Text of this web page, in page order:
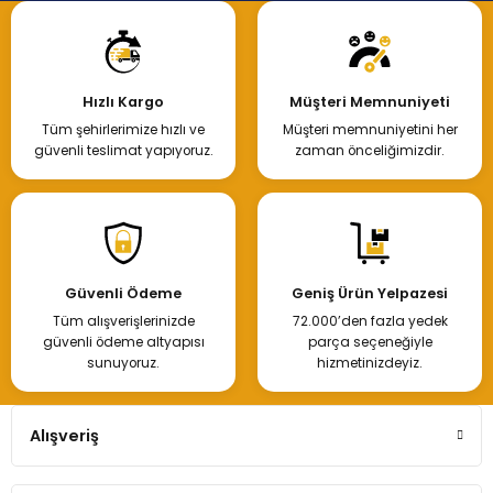
Hızlı Kargo
Tüm şehirlerimize hızlı ve
güvenli teslimat yapıyoruz.
Müşteri Memnuniyeti
Müşteri memnuniyetini her
zaman önceliğimizdir.
Güvenli Ödeme
Tüm alışverişlerinizde
güvenli ödeme altyapısı
sunuyoruz.
Geniş Ürün Yelpazesi
72.000’den fazla yedek
parça seçeneğiyle
hizmetinizdeyiz.
Alışveriş